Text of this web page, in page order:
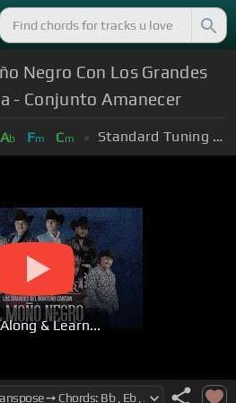
Negro Con Los Grandes
- Conjunto Amanecer
Ab Fm Cm Standard Tuning (EADGBE)
& Learn...